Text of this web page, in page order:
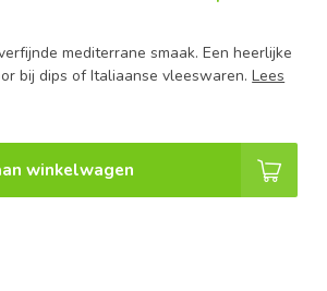
mediterrane smaak. Een heerlijke
bij dips of Italiaanse vleeswaren.Lees
winkelwagen